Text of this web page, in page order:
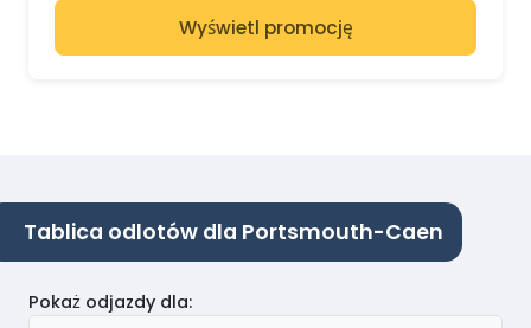
Wyświetl promocję
Tablica odlotów dla Portsmouth-Caen
Pokaż odjazdy dla: